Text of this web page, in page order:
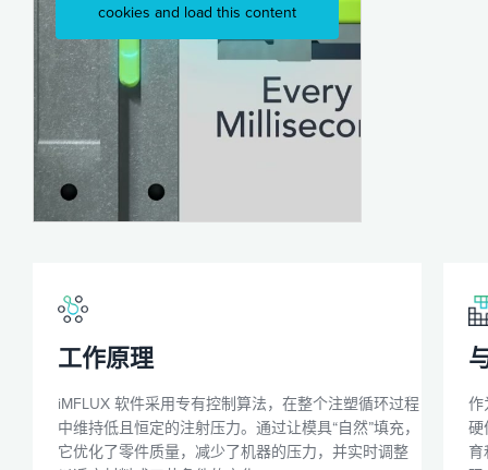
cookies and load this content
工作原理
iMFLUX 软件采用专有控制算法，在整个注塑循环过程
中维持低且恒定的注射压力。通过让模具“自然”填充，
它优化了零件质量，减少了机器的压力，并实时调整
作
硬